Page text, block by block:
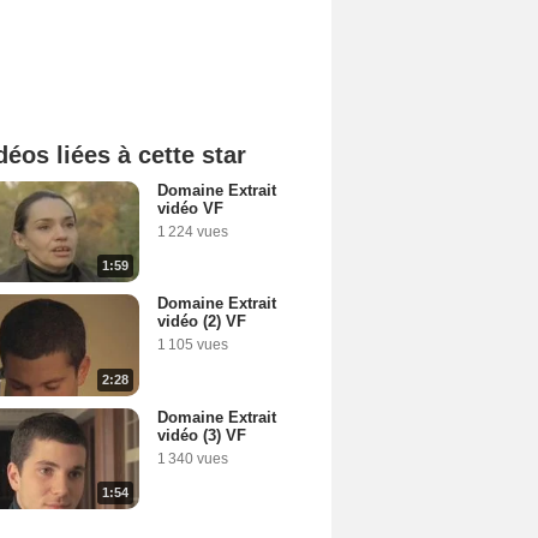
liées à cette star
1:59
Domaine Extrait
vidéo VF
1 224 vues
2:28
Domaine Extrait
vidéo (2) VF
1 105 vues
1:54
Domaine Extrait
vidéo (3) VF
1 340 vues